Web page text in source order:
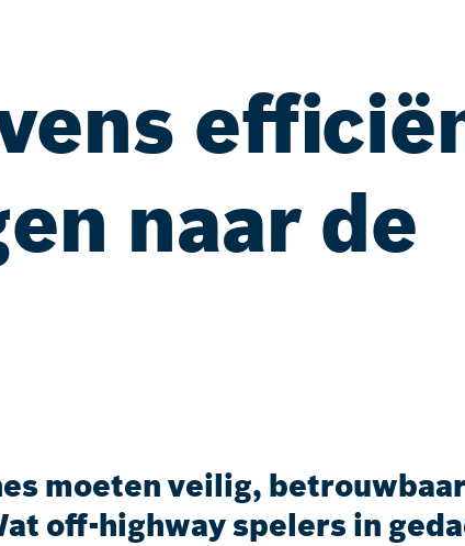
naar de
moeten veilig,
off-highway spelers in